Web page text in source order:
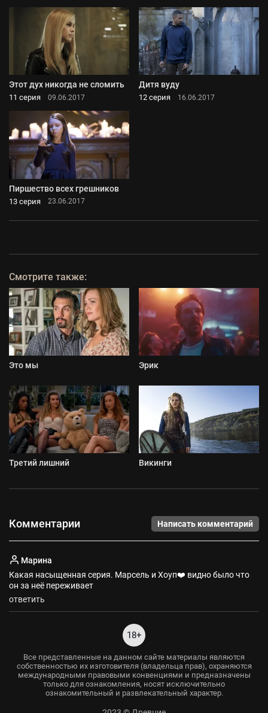
Этот дух никогда не сломить
11 серия 09.06.2017
Дитя вуду
12 серия 16.06.2017
Пиршество всех грешников
13 серия 23.06.2017
Смотрите также:
Это мы Эрик
Третий лишний Викинги
Комментарии Написать комментарий
Марина
Какая насыщенная серия. Марсель и Хоуп❤️ видно было что
он за неё переживает
ответить
18+
Все представленные на данном сайте материалы являются
собственностью их изготовителя (владельца прав), охраняются
международными правовыми конвенциями и предназначены
только для ознакомления, носят исключительно
ознакомительный и развлекательный характер.